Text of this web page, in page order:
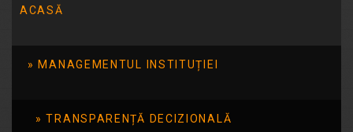
ACASĂ
MANAGEMENTUL INSTITUȚIEI
TRANSPARENȚĂ DECIZIONALĂ
Oferta